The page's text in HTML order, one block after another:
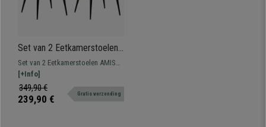
Set van 2 Eetkamerstoelen
AMISA, Comfortabel Retro
Design, Zwarte Metalan
Poten, Zwart Fluweel
Set van 2 Eetkamerstoelen AMISA
met retro design, ideaal om een
klassieke sfeer in uw eetkamer of
kantoor te creëren.
[+Info]
349,90 €
239,90 € Gratis verzending